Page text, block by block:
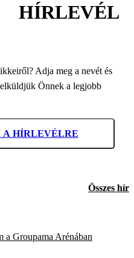
HÍRLEVÉL
Adja meg a nevét és
Önnek a legjobb
A HÍRLEVÉLRE
Összes hír
a Groupama Arénában